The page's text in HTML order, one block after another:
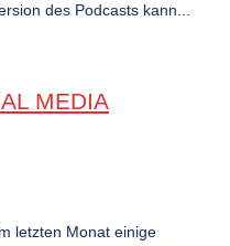
des Podcasts kann...
MEDIA
letzten Monat einige